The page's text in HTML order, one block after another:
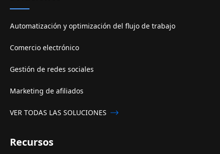
Automatización y optimización del flujo de trabajo
Comercio electrónico
Gestión de redes sociales
Marketing de afiliados
VER TODAS LAS SOLUCIONES
Recursos